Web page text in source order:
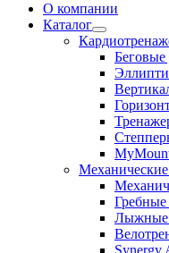
О компании
Каталог
Лыжные
Synergy